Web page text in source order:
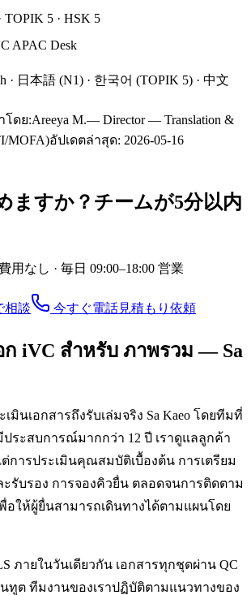
TOPIK 5 · HSK 5
APAC Desk
· 日本語 (N1) · 한국어 (TOPIK 5) · 中文
โดย:Areeya M.— Director — Translation &
MOFA)อัปเดตล่าสุด: 2026-05-16
ますか？チームが5分以内
用なし · 毎日 09:00–18:00 営業
相談 今すぐ電話見積もり依頼
ก iVC สำหรับ ภาพรวม — Sa
มินเอกสารถึงรับเล่มจริง Sa Kaeo โดยทีมที่
ระสบการณ์มากกว่า 12 ปี เราดูแลลูกค้า
การประเมินคุณสมบัติเบื้องต้น การเตรียม
ะรับรอง การจองคิวยื่น ตลอดจนการติดตาม
อให้ผู้ยื่นสามารถเดินทางได้ตามแผนโดย
ภายในวันเดียวกัน เอกสารทุกชุดผ่าน QC
ทูต ทีมงานของเราปฏิบัติตามแนวทางของ